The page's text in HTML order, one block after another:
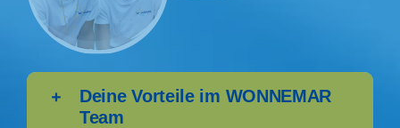
Ebene 2 Platzhalter
Ebene 3 Platzhalter
Deine Vorteile im WONNEMAR
Team